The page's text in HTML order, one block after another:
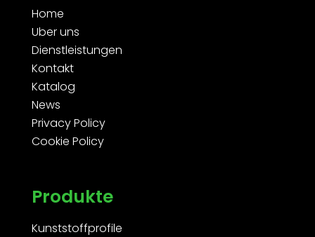
Home
Uber uns
Dienstleistungen
Kontakt
Katalog
News
Privacy Policy
Cookie Policy
Produkte
Kunststoffprofile